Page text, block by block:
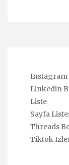
Instagram
Linkedin
Liste
Sayfa
Threads
Tiktok